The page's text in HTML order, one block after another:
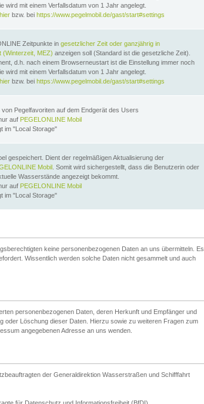
wird mit einem Verfallsdatum von 1 Jahr angelegt.
hier bzw. bei https://www.pegelmobil.de/gast/start#settings
Zeitpunkte in gesetzlicher Zeit oder ganzjährig in
(Winterzeit, MEZ) anzeigen soll (Standard ist die gesetzliche Zeit).
d.h. nach einem Browserneustart ist die Einstellung immer noch
wird mit einem Verfallsdatum von 1 Jahr angelegt.
hier bzw. bei https://www.pegelmobil.de/gast/start#settings
Pegelfavoriten auf dem Endgerät des Users
auf PEGELONLINE Mobil
im "Local Storage"
gespeichert. Dient der regelmäßigen Aktualisierung der
Mobil . Somit wird sichergestellt, dass die Benutzerin oder
Wasserstände angezeigt bekommt.
auf PEGELONLINE Mobil
im "Local Storage"
keine personenbezogenen Daten an uns übermitteln. Es
Wissentlich werden solche Daten nicht gesammelt und auch
personenbezogenen Daten, deren Herkunft und Empfänger und
oder Löschung dieser Daten. Hierzu sowie zu weiteren Fragen zum
angegebenen Adresse an uns wenden.
der Generaldirektion Wasserstraßen und Schifffahrt